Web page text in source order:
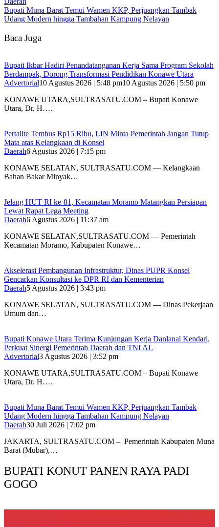
‎Bupati Muna Barat Temui Wamen KKP, Perjuangkan Tambak
Udang Modern hingga Tambahan Kampung Nelayan
Baca Juga
Bupati Ikbar Hadiri Penandatanganan Kerja Sama Program Sekolah
Berdampak, Dorong Transformasi Pendidikan Konawe Utara
Advertorial10 Agustus 2026 | 5:48 pm10 Agustus 2026 | 5:50 pm
KONAWE UTARA,SULTRASATU.COM – Bupati Konawe
Utara, Dr. H….
‎Pertalite Tembus Rp15 Ribu, LIN Minta Pemerintah Jangan Tutup
Mata atas Kelangkaan di Konsel
Daerah6 Agustus 2026 | 7:15 pm
‎KONAWE SELATAN, SULTRASATU.COM — Kelangkaan
Bahan Bakar Minyak…
‎Jelang HUT RI ke-81, Kecamatan Moramo Matangkan Persiapan
Lewat Rapat Lega Meeting
Daerah6 Agustus 2026 | 11:37 am
KONAWE SELATAN,SULTRASATU.COM — Pemerintah
Kecamatan Moramo, Kabupaten Konawe…
Akselerasi Pembangunan Infrastruktur, Dinas PUPR Konsel
Gencarkan Konsultasi ke DPR RI dan Kementerian
Daerah5 Agustus 2026 | 3:43 pm
KONAWE SELATAN, SULTRASATU.COM — Dinas Pekerjaan
Umum dan…
Bupati Konawe Utara Terima Kunjungan Kerja Danlanal Kendari,
Perkuat Sinergi Pemerintah Daerah dan TNI AL
Advertorial3 Agustus 2026 | 3:52 pm
‎KONAWE UTARA,SULTRASATU.COM – Bupati Konawe
Utara, Dr. H….
‎Bupati Muna Barat Temui Wamen KKP, Perjuangkan Tambak
Udang Modern hingga Tambahan Kampung Nelayan
Daerah30 Juli 2026 | 7:02 pm
‎JAKARTA, SULTRASATU.COM – Pemerintah Kabupaten Muna
Barat (Mubar),…
BUPATI KONUT PANEN RAYA PADI
GOGO